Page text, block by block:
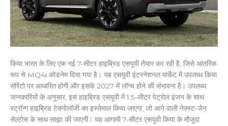
किया भारत के लिए एक नई 7-सीटर हाइब्रिड एसयूवी तैयार कर रही है, जिसे आंतरिक
रूप से MQ4i कोडनेम दिया गया है। यह एसयूवी इंटरनेशनल मार्केट में उपलब्ध किया
सोरेंटो पर आधारित होगी और इसके 2027 में लॉन्च होने की संभावना है। उपलब्ध
जानकारियों के अनुसार, इस हाइब्रिड एसयूवी में 1.5-लीटर पेट्रोल इंजन के साथ
स्ट्रॉन्ग हाइब्रिड टेक्नोलॉजी का इस्तेमाल किया जाएगा, जो आने वाली नेक्स्ट-जेन
सेल्टोस के साथ साझा की जाएगी। यह आगामी 7-सीटर एसयूवी किया के मौजूदा